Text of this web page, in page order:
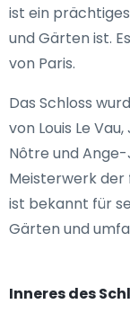
ist ein
und Gärten ist.
von Paris.
Das Schloss
von Louis Le
Nôtre und
Meisterwerk
ist bekannt für
Gärten und
Inneres des